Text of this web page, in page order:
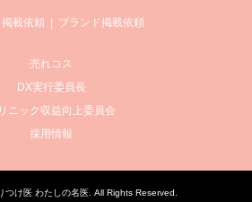
載依頼 ブランド掲載依頼
売れコス
DX実行委員長
ニック収益向上委員会
採用情報
つけ医 わたしの名医 . All Rights Reserved.